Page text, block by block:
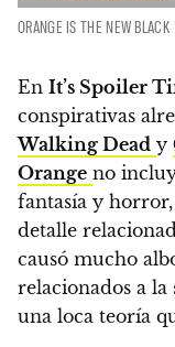
ORANGE IS THE NEW BLACK
En It’s Spoiler
conspirativas
Walking Dead y
Orange no
fantasía y horror,
detalle
causó mucho
relacionados a la
una loca teoría